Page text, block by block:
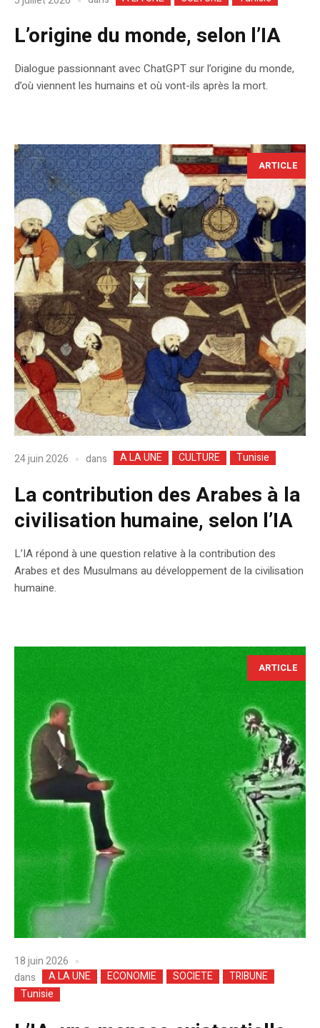
L’origine du monde, selon l’IA
Dialogue passionnant avec ChatGPT sur l’origine du monde,
d’où viennent les humains et où vont-ils après la mort.
ARTICLE
24 juin 2026 dans A LA UNE CULTURE Tunisie
La contribution des Arabes à la
civilisation humaine, selon l’IA
L’IA répond à une question relative à la contribution des
Arabes et des Musulmans au développement de la civilisation
humaine.
ARTICLE
18 juin 2026
dans
A LA UNE ECONOMIE SOCIETE
TRIBUNE
Tunisie